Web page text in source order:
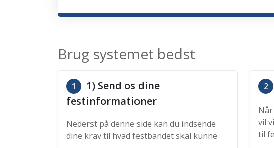
Brug systemet bedst
1
1) Send os dine
festinformationer
Nederst på denne side kan du indsende
dine krav til hvad festbandet skal kunne
2
vil
til